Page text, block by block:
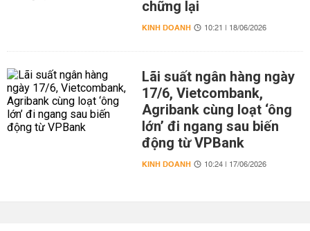
chững lại
KINH DOANH 10:21 | 18/06/2026
Lãi suất ngân hàng ngày
17/6, Vietcombank,
Agribank cùng loạt ‘ông
lớn’ đi ngang sau biến
động từ VPBank
KINH DOANH 10:24 | 17/06/2026